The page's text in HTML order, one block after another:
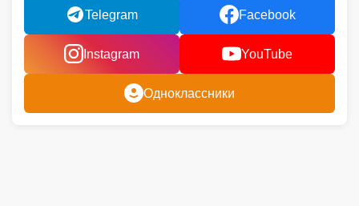
Telegram Facebook
Instagram YouTube
Одноклассники